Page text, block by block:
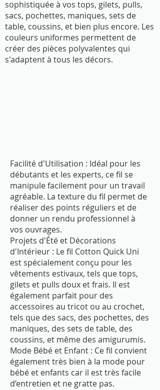
sophistiquée à vos tops, gilets, pulls,
sacs, pochettes, maniques, sets de
table, coussins, et bien plus encore. Les
couleurs uniformes permettent de
créer des pièces polyvalentes qui
s'adaptent à tous les décors.
Facilité d'Utilisation : Idéal pour les
débutants et les experts, ce fil se
manipule facilement pour un travail
agréable. La texture du fil permet de
réaliser des points réguliers et de
donner un rendu professionnel à
vos ouvrages.
Projets d'Été et Décorations
d'Intérieur : Le fil Cotton Quick Uni
est spécialement conçu pour les
vêtements estivaux, tels que tops,
gilets et pulls doux et frais. Il est
également parfait pour des
accessoires au tricot ou au crochet,
tels que des sacs, des pochettes, des
maniques, des sets de table, des
coussins, et même des amigurumis.
Mode Bébé et Enfant : Ce fil convient
également très bien à la mode pour
bébé et enfants car il est très facile
d’entretien et ne gratte pas.